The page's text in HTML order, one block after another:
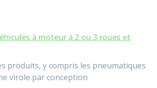
à moteur à 2 ou 3 roues et
produits, y compris les pneumatiques
virole par conception